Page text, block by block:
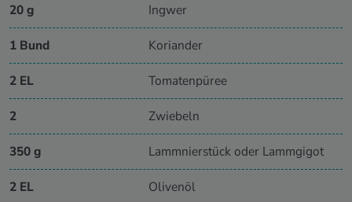
20 g Ingwer
1 Bund Koriander
2 EL Tomatenpüree
2 Zwiebeln
350 g Lammnierstück oder Lammgigot
2 EL Olivenöl